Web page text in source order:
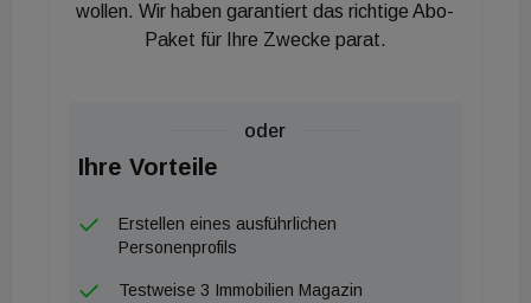
Möglichkeiten, denn unsere Geschäftszweige
ergänzen sich großartig.“
wollen. Wir haben garantiert das richtige Abo-
Paket für Ihre Zwecke parat.
oder
Ihre Vorteile
Erstellen eines ausführlichen
Personenprofils
Testweise 3 Immobilien Magazin